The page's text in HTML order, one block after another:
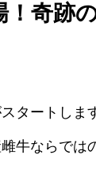
奇跡
タートしま
牛ならでは